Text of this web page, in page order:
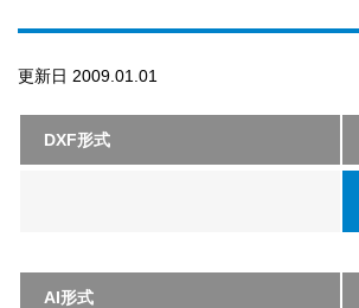
更新日 2009.01.01
DXF形式
AI形式